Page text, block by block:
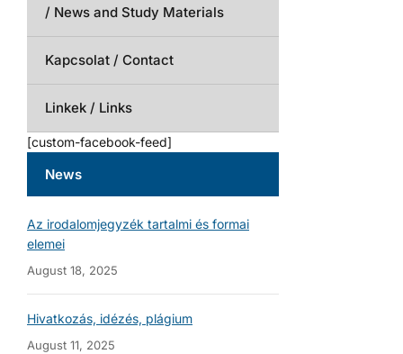
/ News and Study Materials
Kapcsolat / Contact
Linkek / Links
[custom-facebook-feed]
News
Az irodalomjegyzék tartalmi és formai
elemei
August 18, 2025
Hivatkozás, idézés, plágium
August 11, 2025